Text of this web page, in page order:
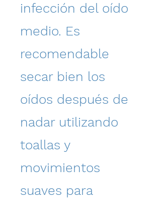
infección del oído
medio. Es
recomendable
secar bien los
oídos después de
nadar utilizando
toallas y
movimientos
suaves para